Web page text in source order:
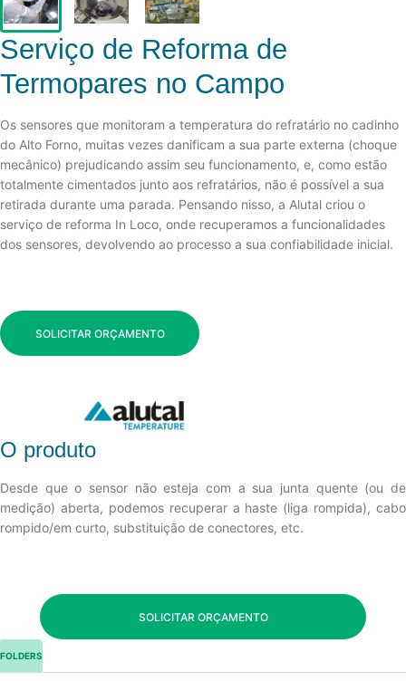
Serviço de Reforma de
Termopares no Campo
Os sensores que monitoram a temperatura do refratário no cadinho
do Alto Forno, muitas vezes danificam a sua parte externa (choque
mecânico) prejudicando assim seu funcionamento, e, como estão
totalmente cimentados junto aos refratários, não é possível a sua
retirada durante uma parada. Pensando nisso, a Alutal criou o
serviço de reforma In Loco, onde recuperamos a funcionalidades
dos sensores, devolvendo ao processo a sua confiabilidade inicial.
SOLICITAR ORÇAMENTO
O produto
Desde que o sensor não esteja com a sua junta quente (ou de
medição) aberta, podemos recuperar a haste (liga rompida), cabo
rompido/em curto, substituição de conectores, etc.
SOLICITAR ORÇAMENTO
FOLDERS